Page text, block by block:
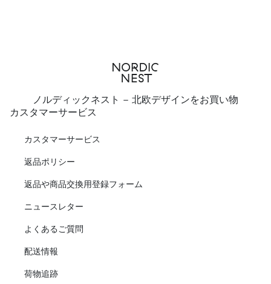
ノルディックネスト - 北欧デザインをお買い物
カスタマーサービス
カスタマーサービス
返品ポリシー
返品や商品交換用登録フォーム
ニュースレター
よくあるご質問
配送情報
荷物追跡